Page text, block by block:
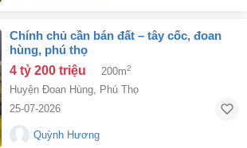
chính chủ cần bán đất – tây cốc, đoan
hùng, phú thọ
4 tỷ 200 triệu 200m2
Huyện Đoan Hùng Phú Thọ
25-07-2026
Quỳnh Hương